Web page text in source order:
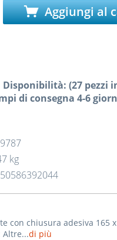
Aggiungi al
Disponibilità: (27 pezzi
di consegna 4-6
kg
con chiusura adesiva 165
Altre...di più